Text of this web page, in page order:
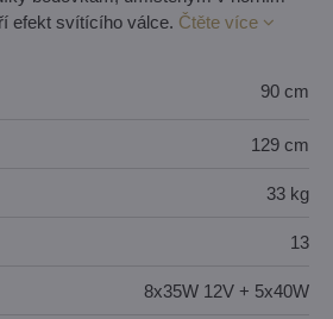
efekt svítícího válce. Čtěte více
90 cm
129 cm
33 kg
13
8x35W 12V + 5x40W